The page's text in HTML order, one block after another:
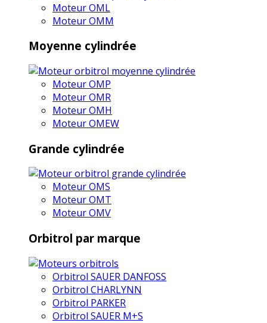
Moteur OML
Moteur OMM
Moyenne cylindrée
Moteur OMP
Moteur OMR
Moteur OMH
Moteur OMEW
Grande cylindrée
Moteur OMS
Moteur OMT
Moteur OMV
Orbitrol par marque
Orbitrol SAUER DANFOSS
Orbitrol CHARLYNN
Orbitrol PARKER
Orbitrol SAUER M+S